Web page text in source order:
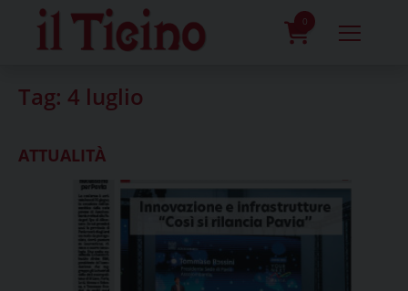
content
0
Tag: 4 luglio
ATTUALITÀ